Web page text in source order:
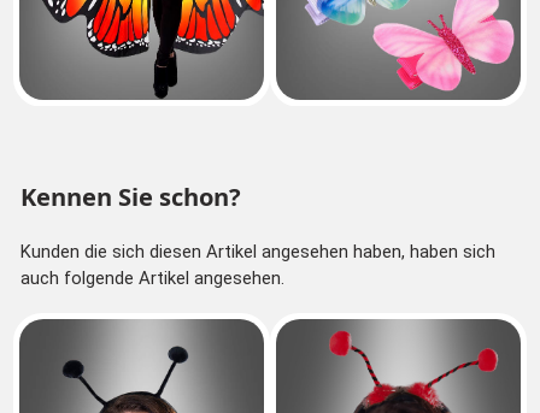
Kennen Sie schon?
Kunden die sich diesen Artikel angesehen haben, haben sich
auch folgende Artikel angesehen.